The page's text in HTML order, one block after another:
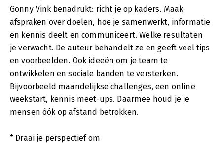
Gonny Vink benadrukt: richt je op kaders. Maak
afspraken over doelen, hoe je samenwerkt, informatie
en kennis deelt en communiceert. Welke resultaten
je verwacht. De auteur behandelt ze en geeft veel tips
en voorbeelden. Ook ideeën om je team te
ontwikkelen en sociale banden te versterken.
Bijvoorbeeld maandelijkse challenges, een online
weekstart, kennis meet-ups. Daarmee houd je je
mensen óók op afstand betrokken.
* Draai je perspectief om